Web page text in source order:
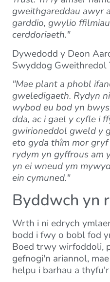
gweithgareddau awyr
garddio, gwylio
cerddoriaeth."
Dywedodd y Deon
Swyddog Gweithredol
"Mae plant a phobl
gweledigaeth. Rydyn
wybod eu bod yn
dda, ac i gael y cyfle i
gwirioneddol gweld y
eto gyda thîm mor
rydym yn gyffrous am
yn ei wneud ym
ein cymuned."
Byddwch yn
Wrth i ni edrych
bodd i fwy o bobl fod
Boed trwy wirfoddoli,
gefnogi'n ariannol,
helpu i barhau a